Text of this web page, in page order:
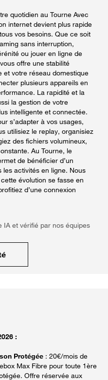
quotidien au Tourne Avec
internet devient plus rapide
vos besoins. Que ce soit
sans interruption,
ou jouer en ligne de
offre une stabilité
et votre réseau domestique
plusieurs appareils en
La rapidité et la
la gestion de votre
intelligente et connectée.
s’adapter à vos usages,
utilisiez le replay, organisiez
des fichiers volumineux,
Au Tourne, le
de bénéficier d’un
les activités en ligne. Nous
évolution se fasse en
d’une connexion
IA et vérifié par nos équipes
:
Protégée : 20€/mois de
Max Fibre pour toute 1ère
Offre réservée aux